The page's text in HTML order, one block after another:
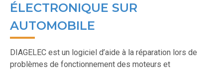
ÉLECTRONIQUE SUR
AUTOMOBILE
DIAGELEC est un logiciel d’aide à la réparation lors de
problèmes de fonctionnement des moteurs et